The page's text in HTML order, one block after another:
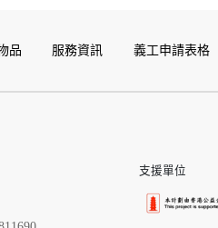
品 服務資訊 義工申請表格
支援單位